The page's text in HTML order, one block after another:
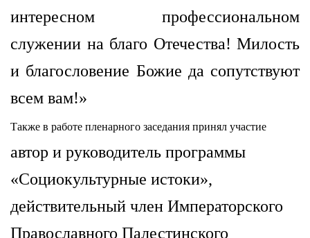
интересном профессиональном
служении на благо Отечества! Милость
и благословение Божие да сопутствуют
всем вам!»
Также в работе пленарного заседания принял участие
автор и руководитель программы
«Социокультурные истоки»,
действительный член Императорского
Православного Палестинского